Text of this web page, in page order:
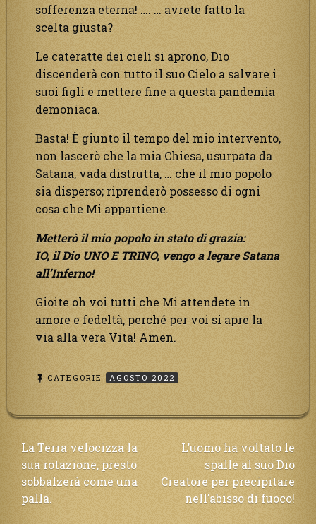
sofferenza eterna! …. … avrete fatto la
scelta giusta?
Le cateratte dei cieli si aprono, Dio
discenderà con tutto il suo Cielo a salvare i
suoi figli e mettere fine a questa pandemia
demoniaca.
Basta! È giunto il tempo del mio intervento,
non lascerò che la mia Chiesa, usurpata da
Satana, vada distrutta, … che il mio popolo
sia disperso; riprenderò possesso di ogni
cosa che Mi appartiene.
Metterò il mio popolo in stato di grazia:
IO, il Dio UNO E TRINO, vengo a legare Satana
all’Inferno!
Gioite oh voi tutti che Mi attendete in
amore e fedeltà, perché per voi si apre la
via alla vera Vita! Amen.
CATEGORIE AGOSTO 2022
Navigazione
articoli
La Terra velocizza la
sua rotazione, presto
sobbalzerà come una
palla.
L’uomo ha voltato le
spalle al suo Dio
Creatore per precipitare
nell’abisso di fuoco!